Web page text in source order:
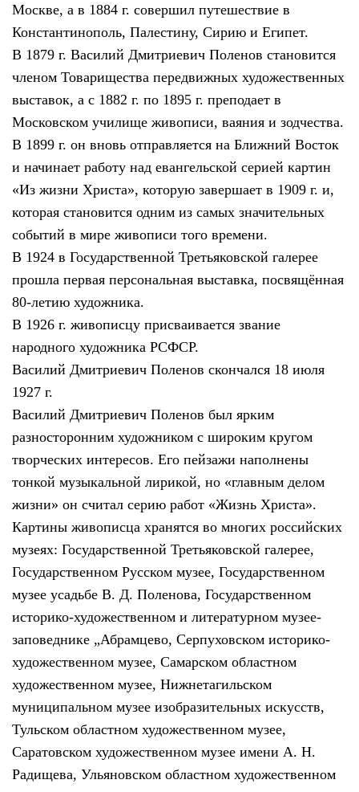
Москве, а в 1884 г. совершил путешествие в
Константинополь, Палестину, Сирию и Египет.
В 1879 г. Василий Дмитриевич Поленов становится
членом Товарищества передвижных художественных
выставок, а с 1882 г. по 1895 г. преподает в
Московском училище живописи, ваяния и зодчества.
В 1899 г. он вновь отправляется на Ближний Восток
и начинает работу над евангельской серией картин
«Из жизни Христа», которую завершает в 1909 г. и,
которая становится одним из самых значительных
событий в мире живописи того времени.
В 1924 в Государственной Третьяковской галерее
прошла первая персональная выставка, посвящённая
80-летию художника.
В 1926 г. живописцу присваивается звание
народного художника РСФСР.
Василий Дмитриевич Поленов скончался 18 июля
1927 г.
Василий Дмитриевич Поленов был ярким
разносторонним художником с широким кругом
творческих интересов. Его пейзажи наполнены
тонкой музыкальной лирикой, но «главным делом
жизни» он считал серию работ «Жизнь Христа».
Картины живописца хранятся во многих российских
музеях: Государственной Третьяковской галерее,
Государственном Русском музее, Государственном
музее усадьбе В. Д. Поленова, Государственном
историко-художественном и литературном музее-
заповеднике „Абрамцево, Серпуховском историко-
художественном музее, Самарском областном
художественном музее, Нижнетагильском
муниципальном музее изобразительных искусств,
Тульском областном художественном музее,
Саратовском художественном музее имени А. Н.
Радищева, Ульяновском областном художественном